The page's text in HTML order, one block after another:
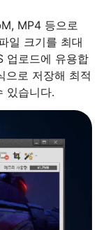
MP4 등으로
일 크기를 최대
업로드에 유용합
으로 저장해 최적
있습니다.